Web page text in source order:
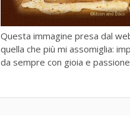
Questa immagine presa dal
quella che più mi assomiglia:
da sempre con gioia e passione